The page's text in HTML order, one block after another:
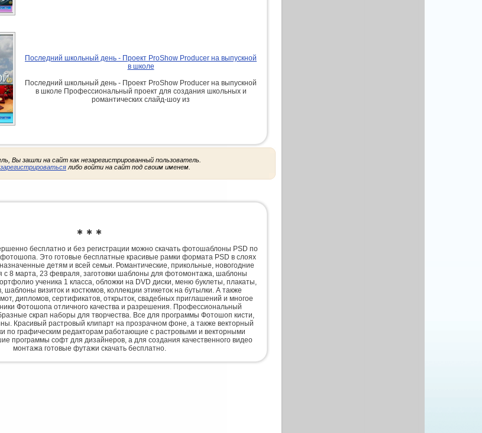
Последний школьный день - Проект ProShow Producer на выпускной
в школе
Последний школьный день - Проект ProShow Producer на выпускной
в школе Профессиональный проект для создания школьных и
романтических слайд-шоу из
Вы зашли на сайт как незарегистрированный пользователь.
зарегистрироваться либо войти на сайт под своим именем.
✱ ✱ ✱
бесплатно и без регистрации можно скачать фотошаблоны PSD по
Это готовые бесплатные красивые рамки формата PSD в слоях
детям и всей семьи. Романтические, прикольные, новогодние
с 8 марта, 23 февраля, заготовки шаблоны для фотомонтажа, шаблоны
ученика 1 класса, обложки на DVD диски, меню буклеты, плакаты,
шаблоны визиток и костюмов, коллекции этикеток на бутылки. А также
дипломов, сертификатов, открыток, свадебных приглашений и многое
Фотошопа отличного качества и разрешения. Профессиональный
скрап наборы для творчества. Все для программы Фотошоп кисти,
Красивый растровый клипарт на прозрачном фоне, а также векторный
по графическим редакторам работающие с растровыми и векторными
программы софт для дизайнеров, а для создания качественного видео
монтажа готовые футажи скачать бесплатно.